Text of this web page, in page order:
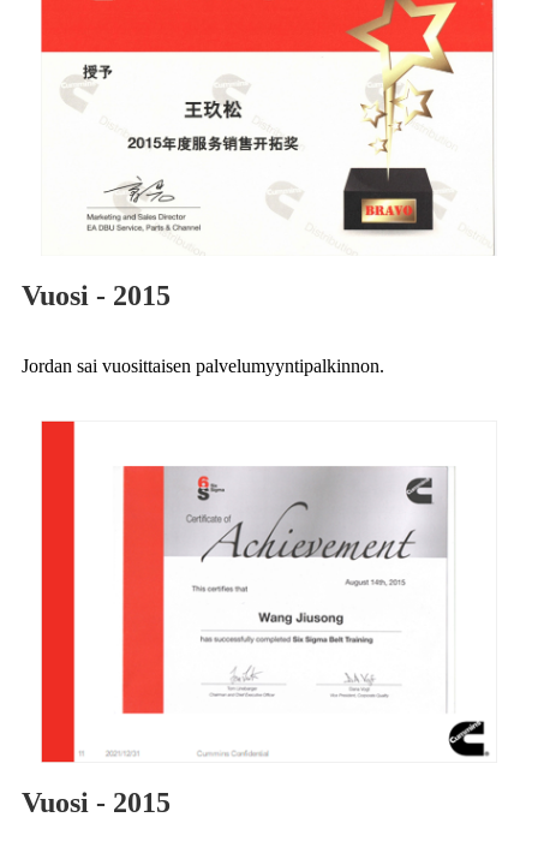
Vuosi - 2015
Jordan sai vuosittaisen palvelumyyntipalkinnon.
Vuosi - 2015